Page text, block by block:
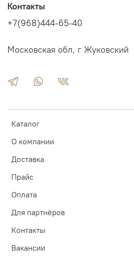
Каталог
О компании
Доставка
Прайс
Оплата
Для партнёров
Контакты
Вакансии
Контакты
+7(968)444-65-40
Московская обл, г Жуковский